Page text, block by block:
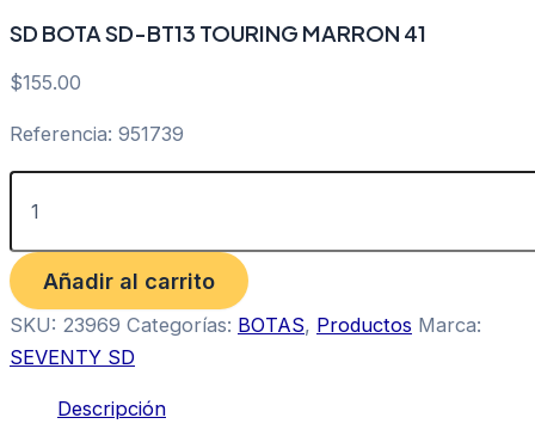
SD BOTA SD-BT13 TOURING MARRON 41
$155.00
Referencia: 951739
Añadir al carrito
SKU: 23969 Categorías: BOTAS, Productos Marca:
SEVENTY SD
Descripción